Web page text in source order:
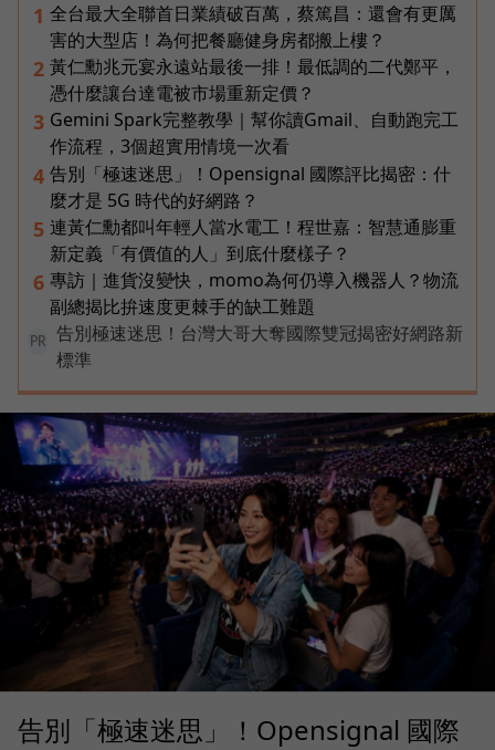
1 全台最大全聯首日業績破百萬，蔡篤昌：還會有更厲
害的大型店！為何把餐廳健身房都搬上樓？
2 黃仁勳兆元宴永遠站最後一排！最低調的二代鄭平，
憑什麼讓台達電被市場重新定價？
3 Gemini Spark完整教學｜幫你讀Gmail、自動跑完工
作流程，3個超實用情境一次看
4 告別「極速迷思」！Opensignal 國際評比揭密：什
麼才是 5G 時代的好網路？
5 連黃仁勳都叫年輕人當水電工！程世嘉：智慧通膨重
新定義「有價值的人」到底什麼樣子？
6 專訪｜進貨沒變快，momo為何仍導入機器人？物流
副總揭比拚速度更棘手的缺工難題
PR
告別極速迷思！台灣大哥大奪國際雙冠揭密好網路新
標準
告別「極速迷思」！Opensignal 國際